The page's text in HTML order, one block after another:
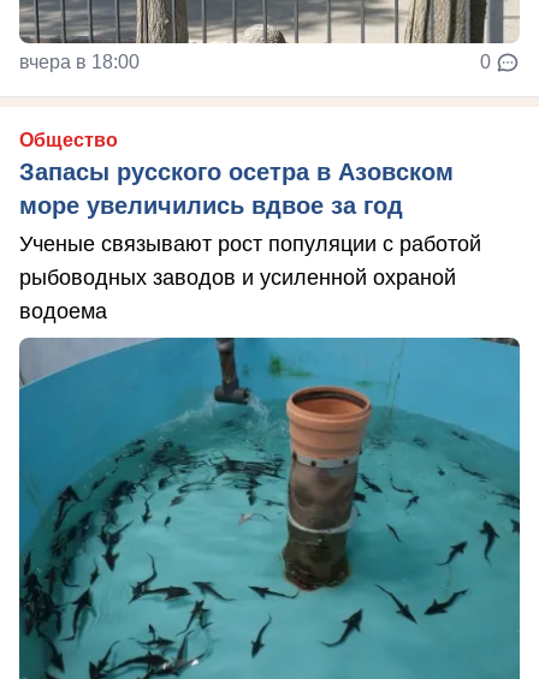
вчера в 18:00 0
Общество
Запасы русского осетра в Азовском
море увеличились вдвое за год
Ученые связывают рост популяции с работой
рыбоводных заводов и усиленной охраной
водоема